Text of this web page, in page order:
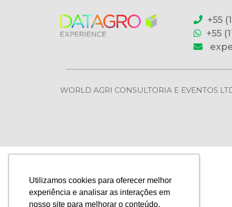
Utilizamos cookies para oferecer melhor
experiência e analisar as interações em
nosso site para melhorar o conteúdo.
+55
+55
WORLD AGRI CONSULTORIA E EVENTOS